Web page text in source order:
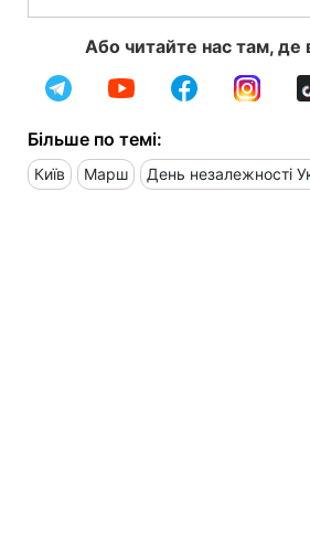
Або читайте нас там, де
Більше по темі:
Київ Марш День незалежності